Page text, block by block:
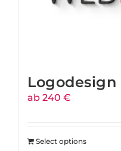
Logodesign
ab 240 €
Select options